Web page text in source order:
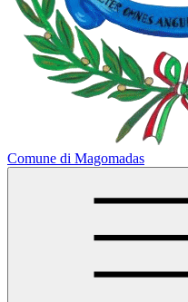
Comune di Magomadas